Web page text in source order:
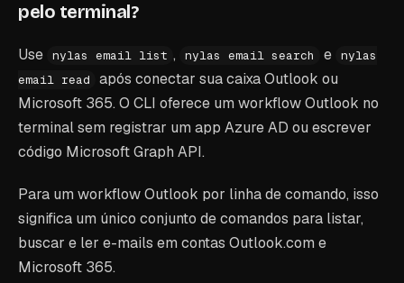
pelo terminal?
Use nylas email list , nylas email search e nylas
email read
após conectar sua caixa Outlook ou
Microsoft 365. O CLI oferece um workflow Outlook no
terminal sem registrar um app Azure AD ou escrever
código Microsoft Graph API.
Para um workflow Outlook por linha de comando, isso
significa um único conjunto de comandos para listar,
buscar e ler e-mails em contas Outlook.com e
Microsoft 365.